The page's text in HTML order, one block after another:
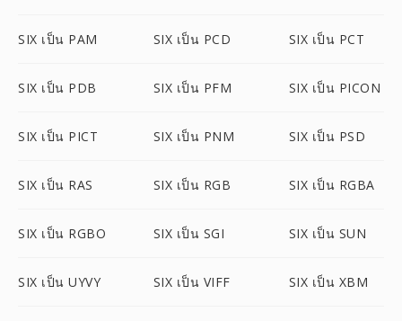
SIX เป็น PAM SIX เป็น PCD SIX เป็น PCT
SIX เป็น PDB SIX เป็น PFM SIX เป็น PICON
SIX เป็น PICT SIX เป็น PNM SIX เป็น PSD
SIX เป็น RAS SIX เป็น RGB SIX เป็น RGBA
SIX เป็น RGBO SIX เป็น SGI SIX เป็น SUN
SIX เป็น UYVY SIX เป็น VIFF SIX เป็น XBM